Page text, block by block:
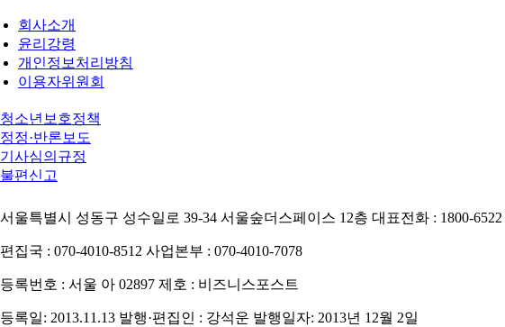
회사소개
윤리강령
개인정보처리방침
이용자위원회
청소년보호정책
정정·반론보도
기사심의규정
불편신고
서울특별시 성동구 성수일로 39-34 서울숲더스페이스 12층 대표전화 : 1800-6522
편집국 : 070-4010-8512 사업본부 : 070-4010-7078
등록번호 : 서울 아 02897 제호 : 비즈니스포스트
등록일: 2013.11.13 발행·편집인 : 강석운 발행일자: 2013년 12월 2일